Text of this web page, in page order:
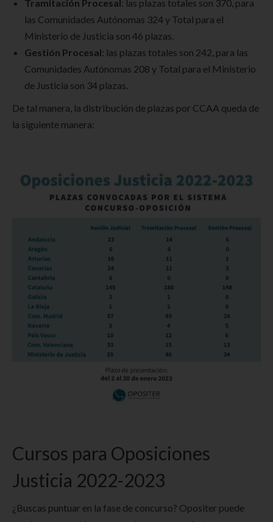
Tramitación Procesal : las plazas totales son 370, para
las Comunidades Autónomas 324 y Total para el
Ministerio de Justicia son 46 plazas.
Gestión Procesal: las plazas totales son 242, para las
Comunidades Autónomas 208 y Total para el Ministerio
de Justicia son 34 plazas.
De tal manera, la distribución de plazas por CCAA queda de
la siguiente manera:
Cursos para Oposiciones
Justicia 2022-2023
¿Buscas puntuar en la fase de concurso? Opositer puede